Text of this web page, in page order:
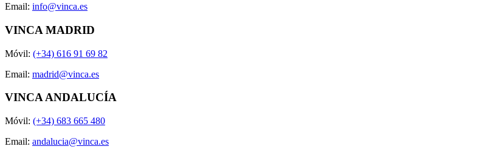
Email: info@vinca.es
VINCA MADRID
Móvil: (+34) 616 91 69 82
Email: madrid@vinca.es
VINCA ANDALUCÍA
Móvil: (+34) 683 665 480
Email: andalucia@vinca.es